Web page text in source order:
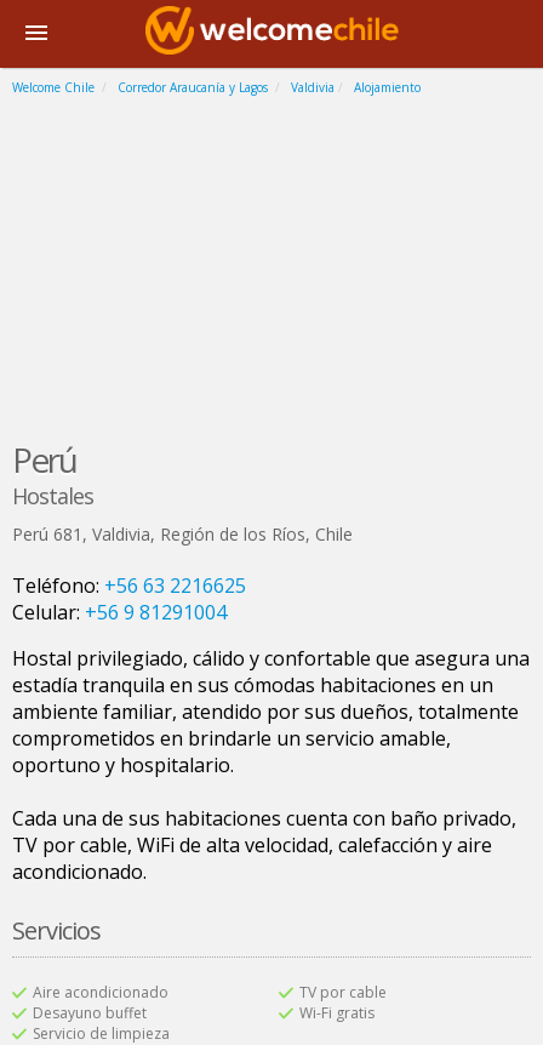
Welcome Chile Corredor Araucanía y Lagos Valdivia Alojamiento
Perú
Hostales
Perú 681 , Valdivia, Región de los Ríos, Chile
Teléfono: +56 63 2216625
Celular: +56 9 81291004
Hostal privilegiado, cálido y confortable que asegura una
estadía tranquila en sus cómodas habitaciones en un
ambiente familiar, atendido por sus dueños, totalmente
comprometidos en brindarle un servicio amable,
oportuno y hospitalario.
Cada una de sus habitaciones cuenta con baño privado,
TV por cable, WiFi de alta velocidad, calefacción y aire
acondicionado.
Servicios
Aire acondicionado
Desayuno buffet
Servicio de limpieza
TV por cable
Wi-Fi gratis